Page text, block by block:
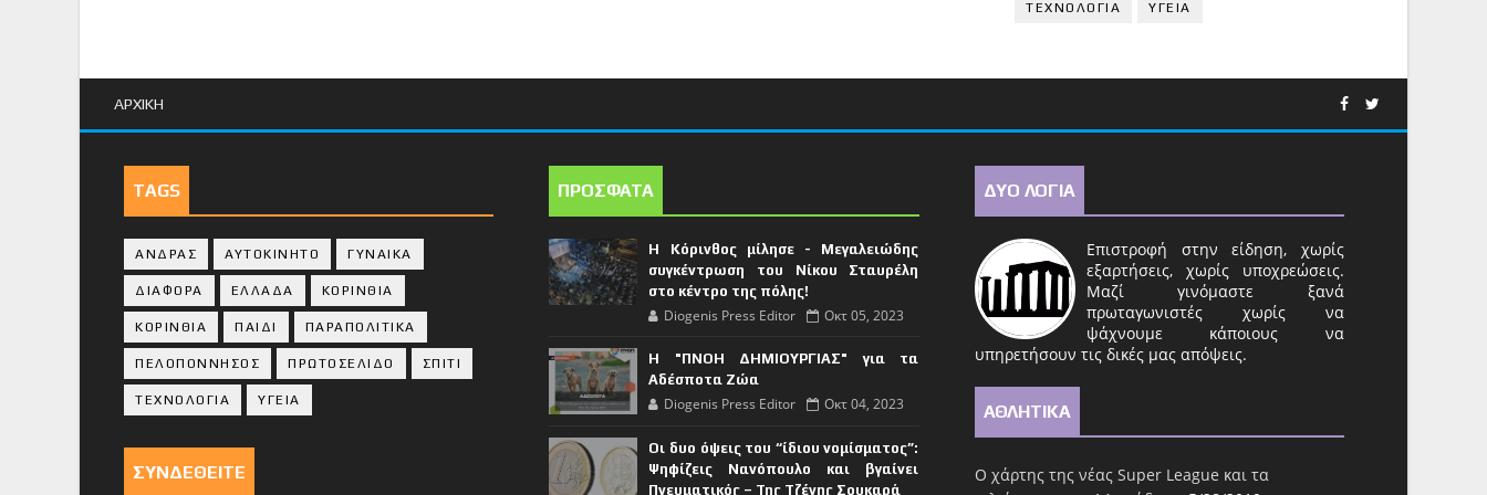
ΤΕΧΝΟΛΟΓΙΑ ΥΓΕΙΑ
ΑΡΧΙΚΗ
TAGS
ΑΝΔΡΑΣ ΑΥΤΟΚΙΝΗΤΟ ΓΥΝΑΙΚΑ
ΔΙΑΦΟΡΑ ΕΛΛΑΔΑ ΚΟΡΙΝΘΙΑ
ΚΟΡΙΝΘΙA ΠΑΙΔΙ ΠΑΡΑΠΟΛΙΤΙΚΑ
ΠΕΛΟΠΟΝΝΗΣΟΣ ΠΡΩΤΟΣΕΛΙΔΟ ΣΠΙΤΙ
ΤΕΧΝΟΛΟΓΙΑ ΥΓΕΙΑ
ΣΥΝΔΕΘΕΙΤΕ
ΠΡΟΣΦΑΤΑ
Η Κόρινθος μίλησε - Μεγαλειώδης
συγκέντρωση του Νίκου Σταυρέλη
στο κέντρο της πόλης!
Diogenis Press Editor Οκτ 05, 2023
Η "ΠΝΟΗ ΔΗΜΙΟΥΡΓΙΑΣ" για τα
Αδέσποτα Ζώα
Diogenis Press Editor Οκτ 04, 2023
Οι δυο όψεις του “ίδιου νομίσματος”:
Ψηφίζεις Νανόπουλο και βγαίνει
Πνευματικός – Της Τζένης Σουκαρά
ΔΥΟ ΛΟΓΙΑ
Επιστροφή στην είδηση, χωρίς
εξαρτήσεις, χωρίς υποχρεώσεις.
Μαζί γινόμαστε ξανά
πρωταγωνιστές χωρίς να
ψάχνουμε κάποιους να
υπηρετήσουν τις δικές μας απόψεις.
ΑΘΛΗΤΙΚΑ
Ο χάρτης της νέας Super League και τα